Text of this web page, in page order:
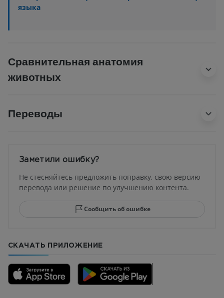
языка
Сравнительная анатомия
животных
Переводы
Заметили ошибку?
Не стесняйтесь предложить поправку, свою версию
перевода или решение по улучшению контента.
Сообщить об ошибке
СКАЧАТЬ ПРИЛОЖЕНИЕ